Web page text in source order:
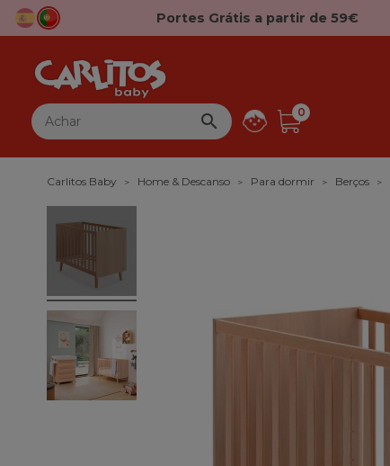
Portes Grátis a partir de 59€
 0
Carlitos Baby Home & Descanso Para dormir Berços